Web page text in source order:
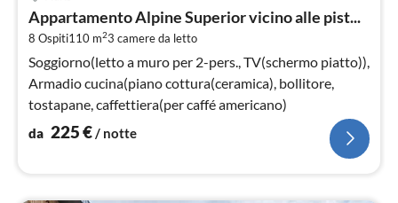
Appartamento Alpine Superior vicino alle pist...
8 Ospiti110 m23 camere da letto
Soggiorno(letto a muro per 2-pers., TV(schermo piatto)),
Armadio cucina(piano cottura(ceramica), bollitore,
tostapane, caffettiera(per caffé americano)
da 225€/ notte